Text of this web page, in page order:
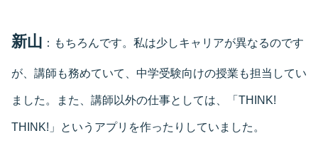
新山 ：もちろんです。私は少しキャリアが異なるのです
が、講師も務めていて、中学受験向けの授業も担当してい
ました。また、講師以外の仕事としては、「THINK!
THINK!」というアプリを作ったりしていました。